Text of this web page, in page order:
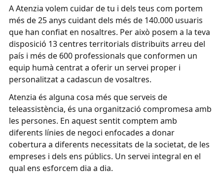
A Atenzia volem cuidar de tu i dels teus com portem
més de 25 anys cuidant dels més de 140.000 usuaris
que han confiat en nosaltres. Per això posem a la teva
disposició 13 centres territorials distribuïts arreu del
país i més de 600 professionals que conformen un
equip humà centrat a oferir un servei proper i
personalitzat a cadascun de vosaltres.
Atenzia és alguna cosa més que serveis de
teleassistència, és una organització compromesa amb
les persones. En aquest sentit comptem amb
diferents línies de negoci enfocades a donar
cobertura a diferents necessitats de la societat, de les
empreses i dels ens públics. Un servei integral en el
qual ens esforcem dia a dia.